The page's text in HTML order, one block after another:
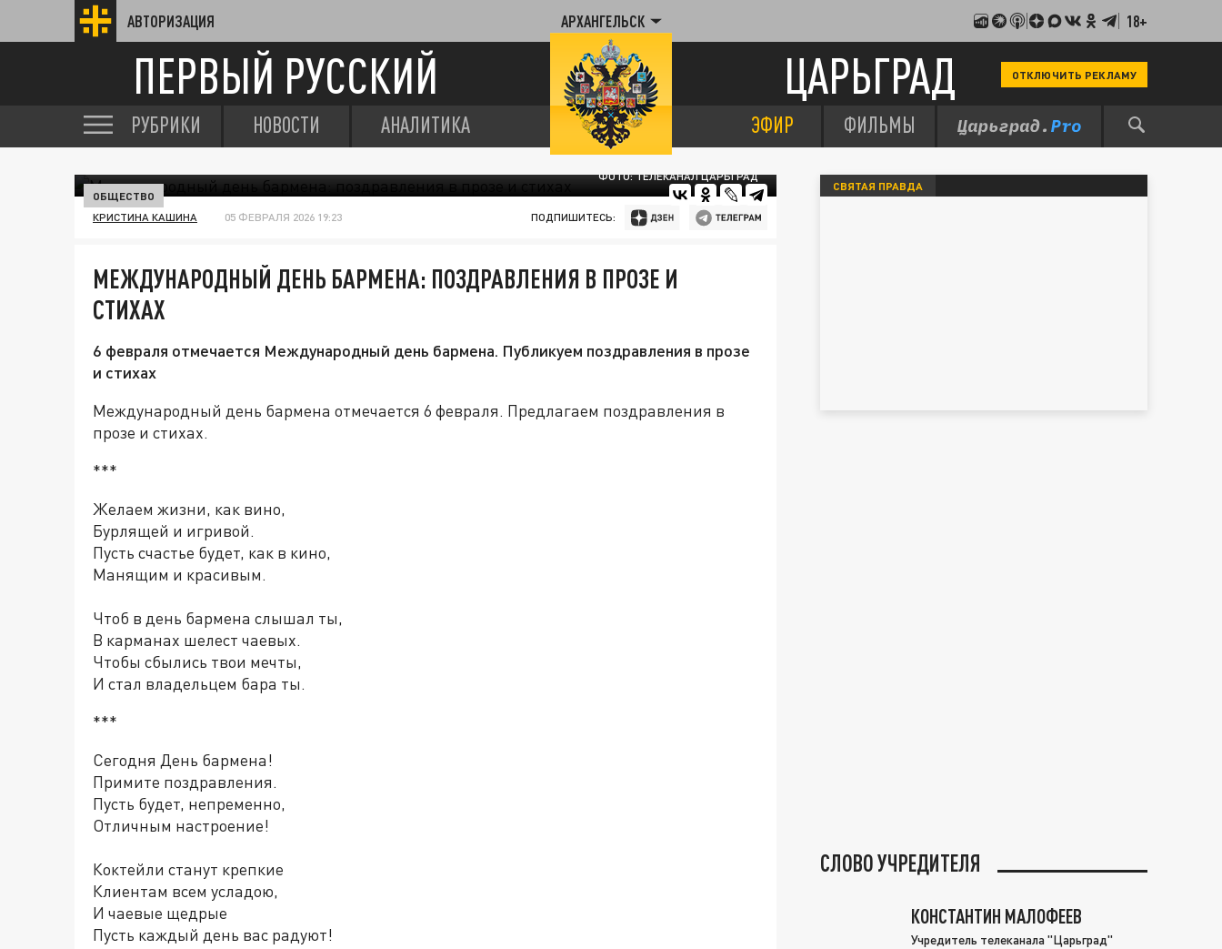
АВТОРИЗАЦИЯ АРХАНГЕЛЬСК 18+
ПЕРВЫЙ РУССКИЙ ЦАРЬГРАД ОТКЛЮЧИТЬ РЕКЛАМУ
РУБРИКИ НОВОСТИ АНАЛИТИКА ЭФИР ФИЛЬМЫ
ФОТО: ТЕЛЕКАНАЛ ЦАРЬГРАД
ОБЩЕСТВО
КРИСТИНА КАШИНА 05 ФЕВРАЛЯ 2026 19:23 ПОДПИШИТЕСЬ:
МЕЖДУНАРОДНЫЙ ДЕНЬ БАРМЕНА: ПОЗДРАВЛЕНИЯ В ПРОЗЕ И
СТИХАХ
6 февраля отмечается Международный день бармена. Публикуем поздравления в прозе
и стихах
Международный день бармена отмечается 6 февраля. Предлагаем поздравления в
прозе и стихах.
***
Желаем жизни, как вино,
Бурлящей и игривой.
Пусть счастье будет, как в кино,
Манящим и красивым.
Чтоб в день бармена слышал ты,
В карманах шелест чаевых.
Чтобы сбылись твои мечты,
И стал владельцем бара ты.
***
Сегодня День бармена!
Примите поздравления.
Пусть будет, непременно,
Отличным настроение!
Коктейли станут крепкие
Клиентам всем усладою,
И чаевые щедрые
Пусть каждый день вас радуют!
СВЯТАЯ ПРАВДА
СЛОВО УЧРЕДИТЕЛЯ
КОНСТАНТИН МАЛОФЕЕВ
Учредитель телеканала "Царьград"